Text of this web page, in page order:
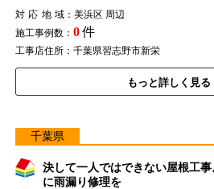
対応地域：美浜区 周辺
施工事例数： 0件
工事店住所：千葉県習志野市新栄
もっと詳しく見る
千葉県
決して一人ではできない屋根工
に雨漏り修理を